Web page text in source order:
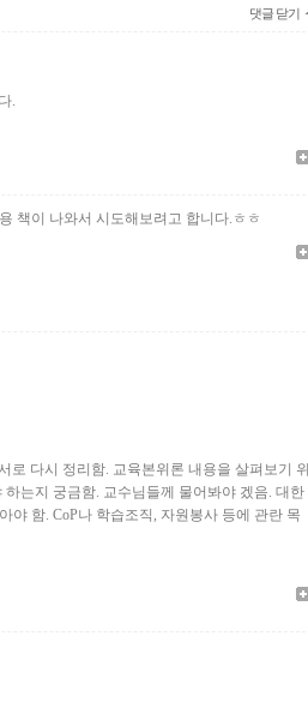
댓글 닫기
.
책이 나와서 시도해보려고 합니다.ㅎㅎ
로 다시 정리함. 교육본위론 내용을 살펴보기 위
는지 궁금함. 교수님들께 물어봐야 겠음. 대한
야 함. CoP나 학습조직, 자원봉사 등에 관란 목